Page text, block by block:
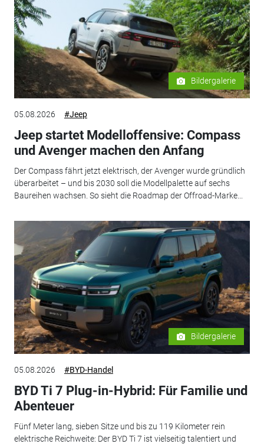
Bildergalerie
05.08.2026 #Jeep
Jeep startet Modelloffensive: Compass
und Avenger machen den Anfang
Der Compass fährt jetzt elektrisch, der Avenger wurde gründlich
überarbeitet – und bis 2030 soll die Modellpalette auf sechs
Baureihen wachsen. So sieht die Roadmap der Offroad-Marke...
Bildergalerie
05.08.2026 #BYD-Handel
BYD Ti 7 Plug-in-Hybrid: Für Familie und
Abenteuer
Fünf Meter lang, sieben Sitze und bis zu 119 Kilometer rein
elektrische Reichweite: Der BYD Ti 7 ist vielseitig talentiert und